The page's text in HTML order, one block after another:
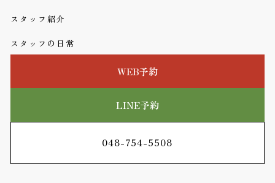
スタッフ紹介
スタッフの日常
WEB予約
LINE予約
048-754-5508